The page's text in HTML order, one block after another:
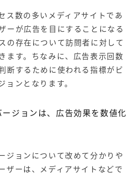
ス数の多いメディアサイトであ
ーが広告を目にすることになる
の存在について訪問者に対して
ます。ちなみに、広告表示回数
断するために使われる指標がビ
ョンとなります。
ジョンは、広告効果を数値化
ジョンについて改めて分かりや
ザーは、メディアサイトなどで